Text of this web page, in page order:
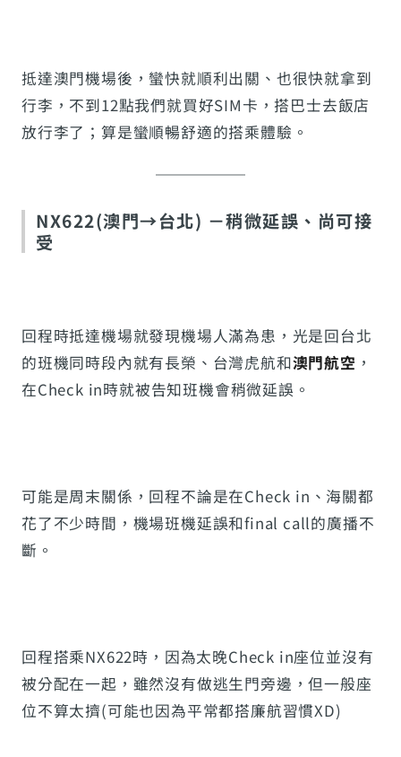
抵達澳門機場後，蠻快就順利出關、也很快就拿到
行李，不到12點我們就買好SIM卡，搭巴士去飯店
放行李了；算是蠻順暢舒適的搭乘體驗。
NX622(澳門→台北) －稍微延誤、尚可接
受
回程時抵達機場就發現機場人滿為患，光是回台北
的班機同時段內就有長榮、台灣虎航和澳門航空 ，
在Check in時就被告知班機會稍微延誤。
可能是周末關係，回程不論是在Check in、海關都
花了不少時間，機場班機延誤和final call的廣播不
斷。
回程搭乘NX622時，因為太晚Check in座位並沒有
被分配在一起，雖然沒有做逃生門旁邊，但一般座
位不算太擠(可能也因為平常都搭廉航習慣XD)